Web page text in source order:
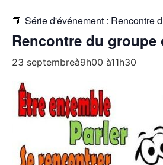
Série d'événement : Rencontre
Rencontre du groupe
23 septembreà9h00 à11h30